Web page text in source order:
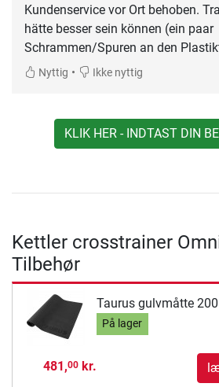
Kundenservice vor Ort behoben.
hätte besser sein können (ein paar
Schrammen/Spuren an den
Nyttig • Ikke nyttig
KLIK HER - INDTAST DIN
Kettler crosstrainer
Tilbehør
Taurus gulvmåtte
På lager
481,00kr.